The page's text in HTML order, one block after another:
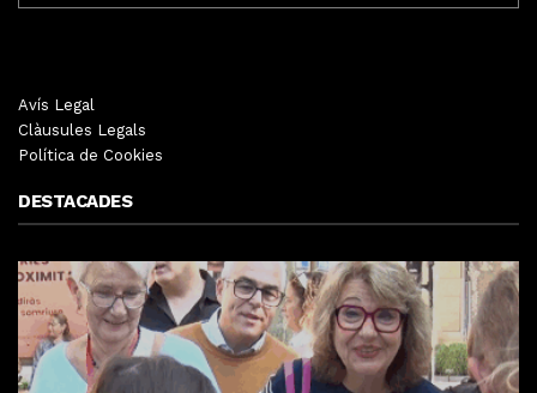
Avís Legal
Clàusules Legals
Política de Cookies
DESTACADES